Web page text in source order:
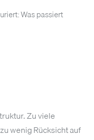
Was passiert
Zu viele
wenig Rücksicht auf